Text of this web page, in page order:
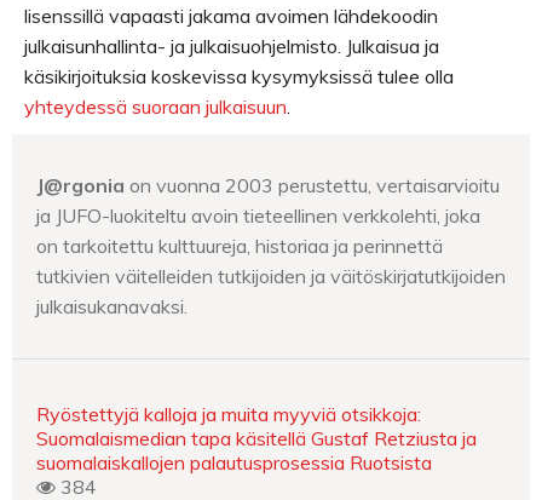
lisenssillä vapaasti jakama avoimen lähdekoodin
julkaisunhallinta- ja julkaisuohjelmisto. Julkaisua ja
käsikirjoituksia koskevissa kysymyksissä tulee olla
yhteydessä suoraan julkaisuun.
J@rgonia on vuonna 2003 perustettu, vertaisarvioitu
ja JUFO-luokiteltu avoin tieteellinen verkkolehti, joka
on tarkoitettu kulttuureja, historiaa ja perinnettä
tutkivien väitelleiden tutkijoiden ja väitöskirjatutkijoiden
julkaisukanavaksi.
Ryöstettyjä kalloja ja muita myyviä otsikkoja:
Suomalaismedian tapa käsitellä Gustaf Retziusta ja
suomalaiskallojen palautusprosessia Ruotsista
384